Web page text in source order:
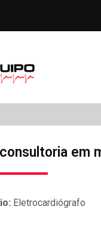
em
Eletrocardiógrafo